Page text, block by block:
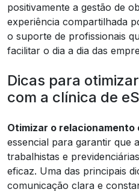
positivamente a gestão de
experiência compartilhada
o suporte de profissionais
facilitar o dia a dia das
Dicas para
com a clínica de
Otimizar o relacionamento
essencial para garantir que
trabalhistas e
eficaz. Uma das principais
comunicação clara e